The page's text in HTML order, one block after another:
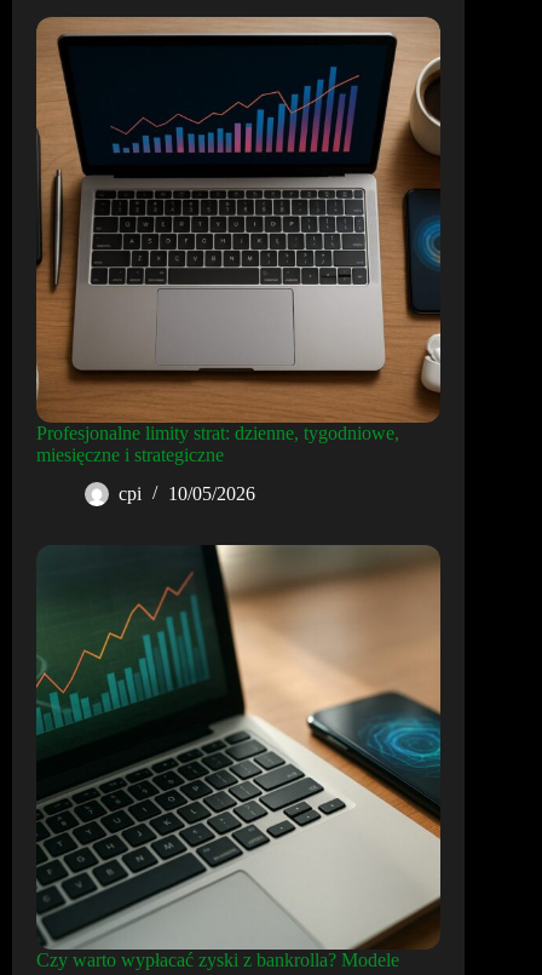
Profesjonalne limity strat: dzienne, tygodniowe,
miesięczne i strategiczne
cpi
10/05/2026
Czy warto wypłacać zyski z bankrolla? Modele